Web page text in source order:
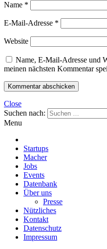
Name *
E-Mail-Adresse *
Website
Name, E-Mail-Adresse und
meinen nächsten Kommentar
Close
Suchen nach:
Menu
Startups
Macher
Jobs
Events
Datenbank
Über uns
Presse
Nützliches
Kontakt
Datenschutz
Impressum